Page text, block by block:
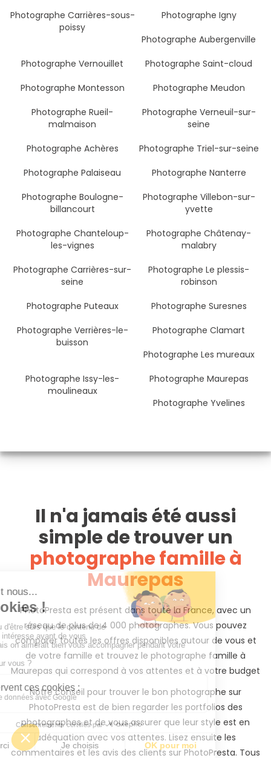
Photographe Carrières-sous-
poissy
Photographe Igny
Photographe Aubergenville
Photographe Vernouillet
Photographe Saint-cloud
Photographe Montesson
Photographe Meudon
Photographe Rueil-
malmaison
Photographe Verneuil-sur-
seine
Photographe Achères
Photographe Triel-sur-seine
Photographe Palaiseau
Photographe Nanterre
Photographe Boulogne-
billancourt
Photographe Villebon-sur-
yvette
Photographe Chanteloup-
les-vignes
Photographe Châtenay-
malabry
Photographe Carrières-sur-
seine
Photographe Le plessis-
robinson
Photographe Puteaux
Photographe Suresnes
Photographe Verrières-le-
buisson
Photographe Clamart
Photographe Les mureaux
Photographe Issy-les-
moulineaux
Photographe Maurepas
Photographe Yvelines
Il n'a jamais été aussi
simple de trouver un
photographe famille à
Maurepas
PhotoPresta est présent dans toute la France, avec un
réseau de plus de 4 000 photographes. Vous pouvez
comparer toutes les offres disponibles autour de vous et
de votre famille et trouvez le photographe famille à
Maurepas qui correspond à vos attentes et à votre budget
Notre conseil pour trouver le bon photographe sur
PhotoPresta est de bien regarder les portfolios des
photographes et de vous assurer que leur style est en
adéquation avec vos attentes. Lisez ensuite les
commentaires et les avis des clients sur PhotoPresta. Tous